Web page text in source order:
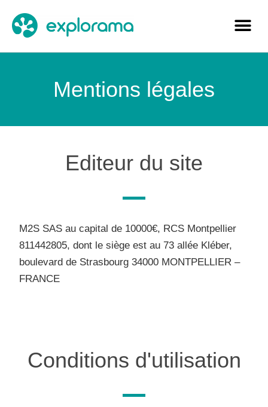
Mentions légales
Editeur du site
M2S SAS au capital de 10000€, RCS Montpellier
811442805, dont le siège est au 73 allée Kléber,
boulevard de Strasbourg 34000 MONTPELLIER –
FRANCE
Conditions d'utilisation